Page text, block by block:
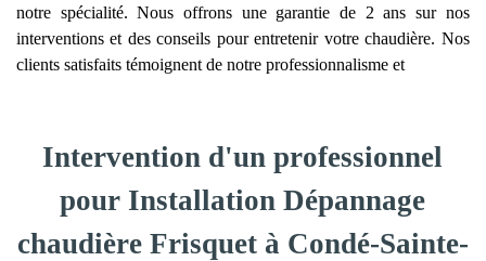
notre spécialité. Nous offrons une garantie de 2 ans sur nos
interventions et des conseils pour entretenir votre chaudière. Nos
clients satisfaits témoignent de notre professionnalisme et
Intervention d'un professionnel
pour Installation Dépannage
chaudière Frisquet à Condé-Sainte-